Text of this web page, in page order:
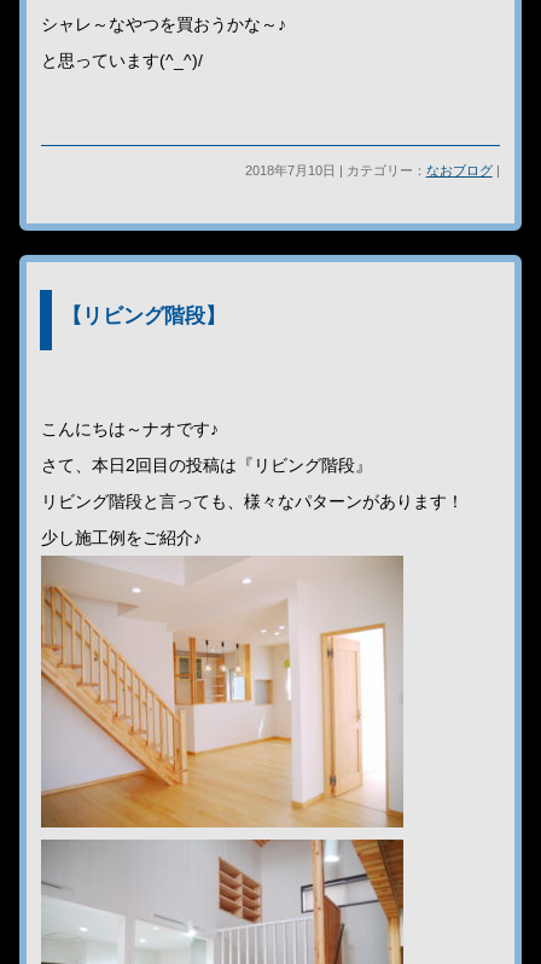
シャレ～なやつを買おうかな～♪
と思っています(^_^)/
2018年7月10日 | カテゴリー： なおブログ|
【リビング階段】
こんにちは～ナオです♪
さて、本日2回目の投稿は『リビング階段』
リビング階段と言っても、様々なパターンがあります！
少し施工例をご紹介♪